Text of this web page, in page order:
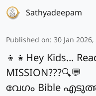
Sathyadeepam
Published on: 30 Jan
👦👧Hey Kids...
MISSION???🔍💬
വേഗം Bible